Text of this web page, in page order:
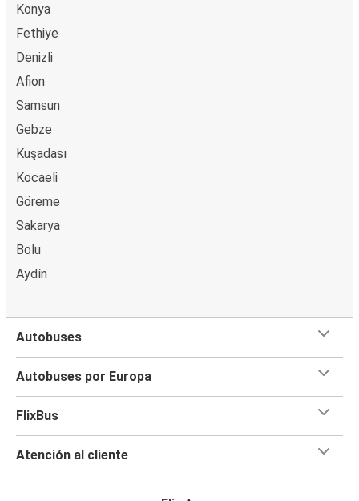
Konya
Fethiye
Denizli
Afion
Samsun
Gebze
Kuşadası
Kocaeli
Göreme
Sakarya
Bolu
Aydín
Autobuses
Autobuses por Europa
FlixBus
Atención al cliente